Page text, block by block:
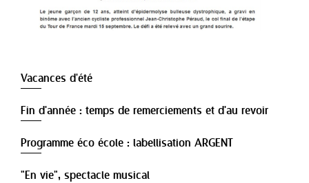
Vacances d'été
Fin d'année : temps de remerciements et d'au revoir
Programme éco école : labellisation ARGENT
"En vie", spectacle musical